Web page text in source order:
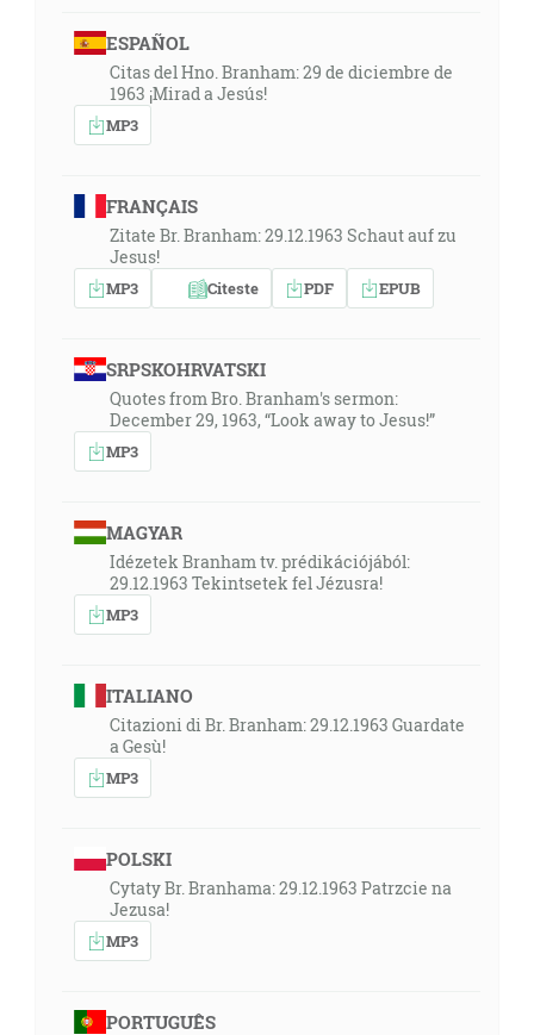
ESPAÑOL
Citas del Hno. Branham: 29 de diciembre de
1963 ¡Mirad a Jesús!
MP3
FRANÇAIS
Zitate Br. Branham: 29.12.1963 Schaut auf zu
Jesus!
MP3 Citeste PDF EPUB
SRPSKOHRVATSKI
Quotes from Bro. Branham's sermon:
December 29, 1963, “Look away to Jesus!”
MP3
MAGYAR
Idézetek Branham tv. prédikációjából:
29.12.1963 Tekintsetek fel Jézusra!
MP3
ITALIANO
Citazioni di Br. Branham: 29.12.1963 Guardate
a Gesù!
MP3
POLSKI
Cytaty Br. Branhama: 29.12.1963 Patrzcie na
Jezusa!
MP3
PORTUGUÊS